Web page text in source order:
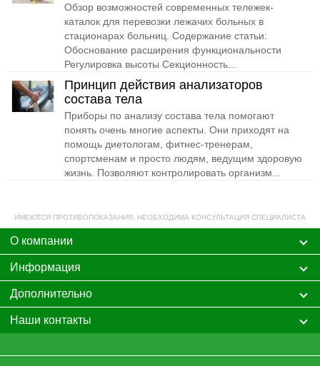
Обзор возможностей современных тележек-
каталок для перевозки лежачих больных в
стационарах больниц. Содержание статьи:
Обоснование расширения функциональности
Регулировка высоты Секционность...
Принцип действия анализаторов
состава тела
Приборы по анализу состава тела помогают
понять очень многие аспекты. Они приходят на
помощь диетологам, фитнес-тренерам,
спортсменам и просто людям, ведущим здоровую
жизнь. Позволяют контролировать организм...
ИМЕЮТСЯ ПРОТИВОПОКАЗАНИЯ. НЕОБХОДИМА КОНСУЛЬТАЦИЯ СПЕЦИАЛИСТА
О компании
Информация
Дополнительно
Наши контакты